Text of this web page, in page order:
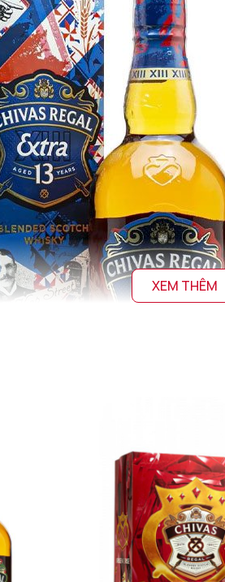
Chivas Regal Extra 13 Rye Cask
nhẹ nhàng caramel, vani và
XEM THÊM